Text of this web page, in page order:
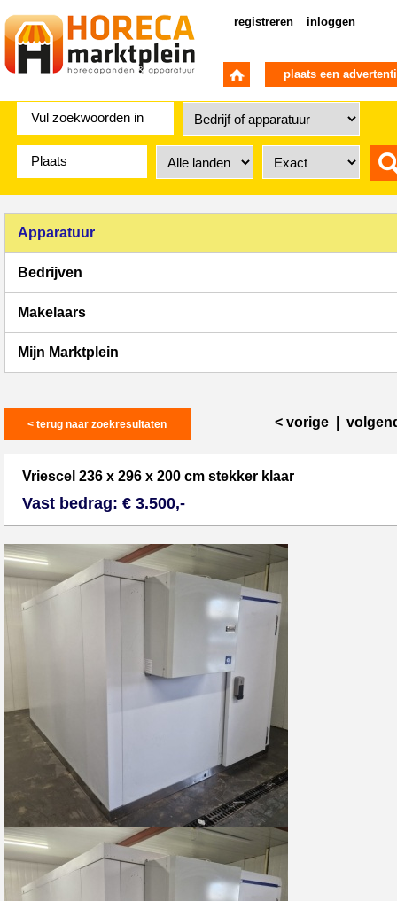
registreren inloggen
plaats een
Apparatuur
Bedrijven
Makelaars
Mijn Marktplein
< terug naar zoekresultaten < vorige
Vriescel 236 x 296 x 200 cm stekker klaar
Vast bedrag: € 3.500,-